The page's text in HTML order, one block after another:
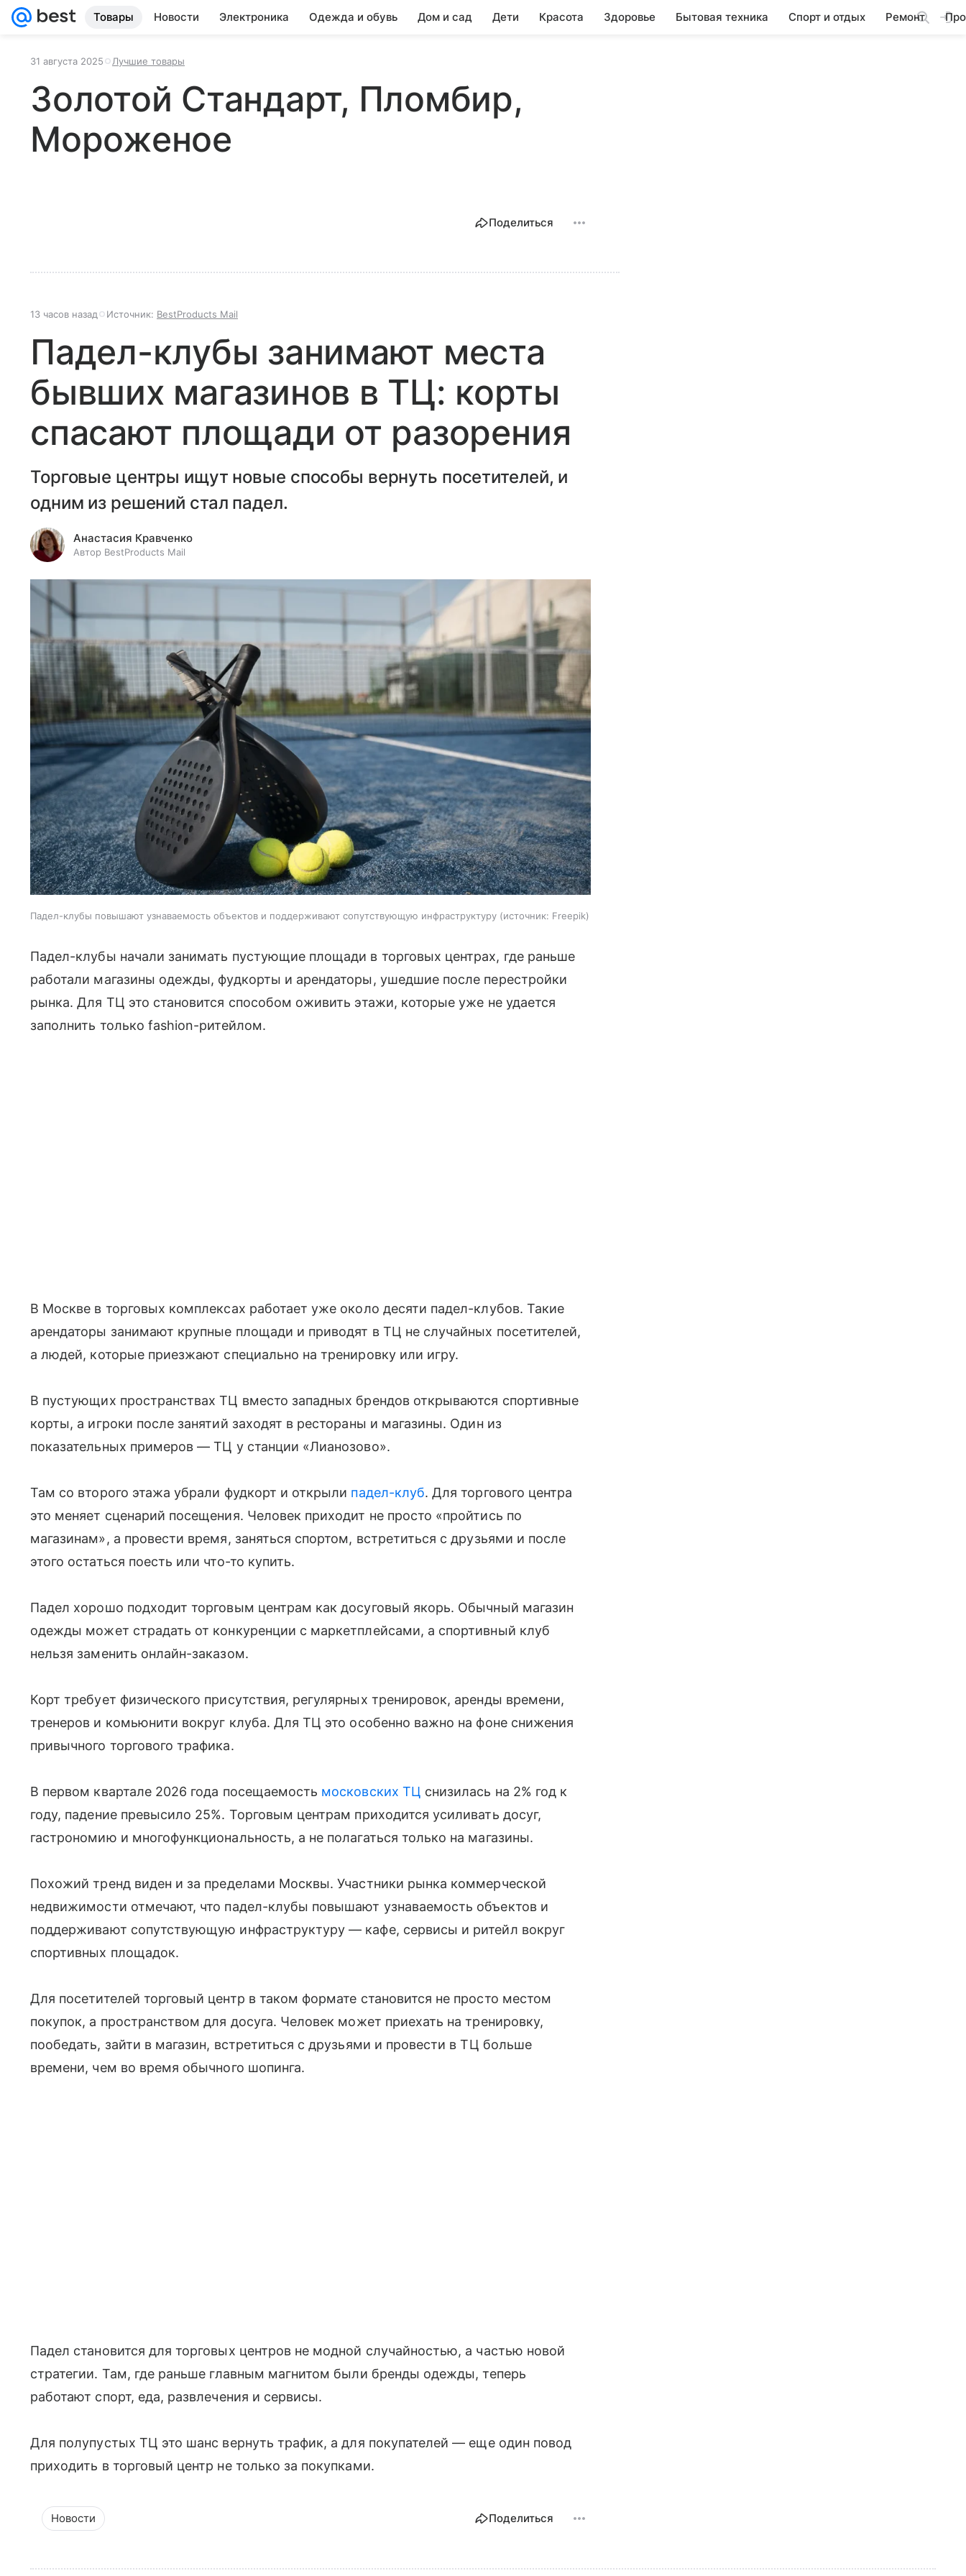
Товары Новости Электроника Одежда и обувь Дом и сад Дети Красота Здоровье Бытовая техника Спорт и отдых Ремонт
31 августа 2025 Лучшие товары
Золотой Стандарт, Пломбир,
Мороженое
Поделиться
13 часов назад Источник: BestProducts Mail
Падел-клубы занимают места
бывших магазинов в ТЦ: корты
спасают площади от разорения
Торговые центры ищут новые способы вернуть посетителей, и
одним из решений стал падел.
Анастасия Кравченко
Автор BestProducts Mail
Падел-клубы повышают узнаваемость объектов и поддерживают сопутствующую инфраструктуру источник: Freepik
Падел-клубы начали занимать пустующие площади в торговых центрах, где раньше
работали магазины одежды, фудкорты и арендаторы, ушедшие после перестройки
рынка. Для ТЦ это становится способом оживить этажи, которые уже не удается
заполнить только fashion-ритейлом.
В Москве в торговых комплексах работает уже около десяти падел-клубов. Такие
арендаторы занимают крупные площади и приводят в ТЦ не случайных посетителей,
а людей, которые приезжают специально на тренировку или игру.
В пустующих пространствах ТЦ вместо западных брендов открываются спортивные
корты, а игроки после занятий заходят в рестораны и магазины. Один из
показательных примеров — ТЦ у станции «Лианозово».
Там со второго этажа убрали фудкорт и открыли падел-клуб. Для торгового центра
это меняет сценарий посещения. Человек приходит не просто «пройтись по
магазинам», а провести время, заняться спортом, встретиться с друзьями и после
этого остаться поесть или что-то купить.
Падел хорошо подходит торговым центрам как досуговый якорь. Обычный магазин
одежды может страдать от конкуренции с маркетплейсами, а спортивный клуб
нельзя заменить онлайн-заказом.
Корт требует физического присутствия, регулярных тренировок, аренды времени,
тренеров и комьюнити вокруг клуба. Для ТЦ это особенно важно на фоне снижения
привычного торгового трафика.
В первом квартале 2026 года посещаемость московских ТЦ снизилась на 2% год к
году, падение превысило 25%. Торговым центрам приходится усиливать досуг,
гастрономию и многофункциональность, а не полагаться только на магазины.
Похожий тренд виден и за пределами Москвы. Участники рынка коммерческой
недвижимости отмечают, что падел-клубы повышают узнаваемость объектов и
поддерживают сопутствующую инфраструктуру — кафе, сервисы и ритейл вокруг
спортивных площадок.
Для посетителей торговый центр в таком формате становится не просто местом
покупок, а пространством для досуга. Человек может приехать на тренировку,
пообедать, зайти в магазин, встретиться с друзьями и провести в ТЦ больше
времени, чем во время обычного шопинга.
Падел становится для торговых центров не модной случайностью, а частью новой
стратегии. Там, где раньше главным магнитом были бренды одежды, теперь
работают спорт, еда, развлечения и сервисы.
Для полупустых ТЦ это шанс вернуть трафик, а для покупателей — еще один повод
приходить в торговый центр не только за покупками.
Новости Поделиться